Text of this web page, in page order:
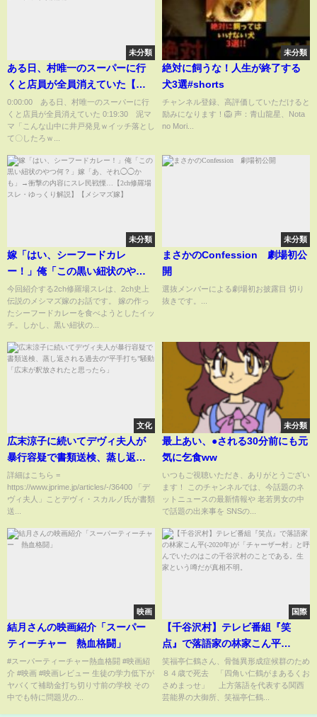
未分類
ある日、村唯一のスーパーに行
くと店員が全員消えていた【闇
の儀式】【2ch修羅場スレ・ゆっ
くり解説】
0:00:00 ある日、村唯一のスーパーに行
くと店員が全員消えていた 0:19:30 泥マ
マ「こんな山中に井戸発見ｗイッチ落とし
て〇したろｗ...
未分類
絶対に飼うな！人生が終了する
犬3選#shorts
チャンネル登録、高評価していただけると
励みになります！🦁 声：青山龍星、Nota
no Mori...
未分類
嫁「はい、シーフードカレ
ー！」俺「この黒い紐状のやつ
何？」嫁「あ、それ◯◯かも」
→衝撃の内容にスレ民戦慄…
【2ch修羅場スレ・ゆっくり解
今回紹介する2ch修羅場スレは、2ch史上
伝説のメシマズ嫁のお話です。 嫁の作っ
たシーフードカレーを食べようとしたイッ
チ。しかし、黒い紐状の...
未分類
まさかのConfession 劇場初公
開
選抜メンバーによる劇場初お披露目 切り
抜きです。...
文化
広末涼子に続いてデヴィ夫人が
暴行容疑で書類送検、蒸し返さ
れる過去の“平手打ち”騒動「広
末が釈放されたと思ったら」
詳細はこちら =
https://www.jprime.jp/articles/-/36400 「デ
ヴィ夫人」ことデヴィ・スカルノ氏が書類
送...
未分類
最上あい、●される30分前にも元
気に乞食ww
いつもご視聴いただき、ありがとうござい
ます！ このチャンネルでは、今話題のネ
ットニュースの最新情報や 老若男女の中
で話題の出来事を SNSの...
映画
結月さんの映画紹介「スーパー
ティーチャー 熱血格闘」
#スーパーティーチャー熱血格闘 #映画紹
介 #映画 #映画レビュー 生徒の学力低下が
ヤバくて補助金打ち切り寸前の学校 その
中でも特に問題児の...
国際
【千谷沢村】テレビ番組『笑
点』で落語家の林家こん平
(-2020年)が「チャーザー村」と
呼んでいたのはこの千谷沢村の
ことである。生家という噂だが
笑福亭仁鶴さん、骨髄異形成症候群のため
８４歳で死去 「四角い仁鶴がまあるくお
さめまっせ」 上方落語を代表する関西
芸能界の大御所、笑福亭仁鶴...